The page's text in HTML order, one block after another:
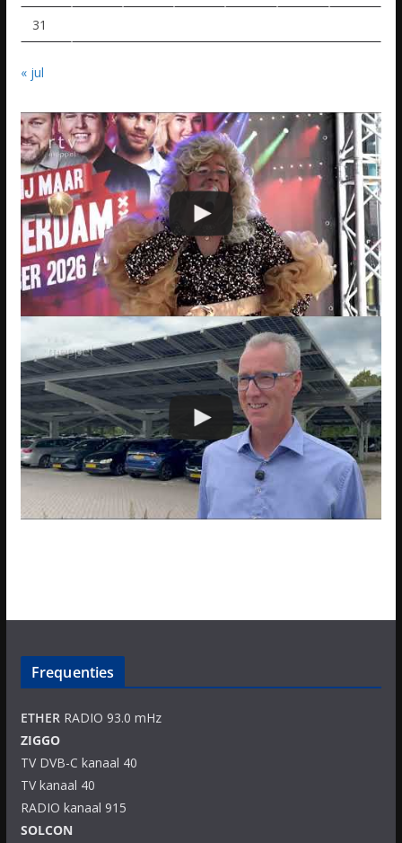
31
« jul
Frequenties
ETHERRADIO 93.0 mHz
ZIGGO
TV DVB-C kanaal 40
TV kanaal 40
RADIO kanaal 915
SOLCON